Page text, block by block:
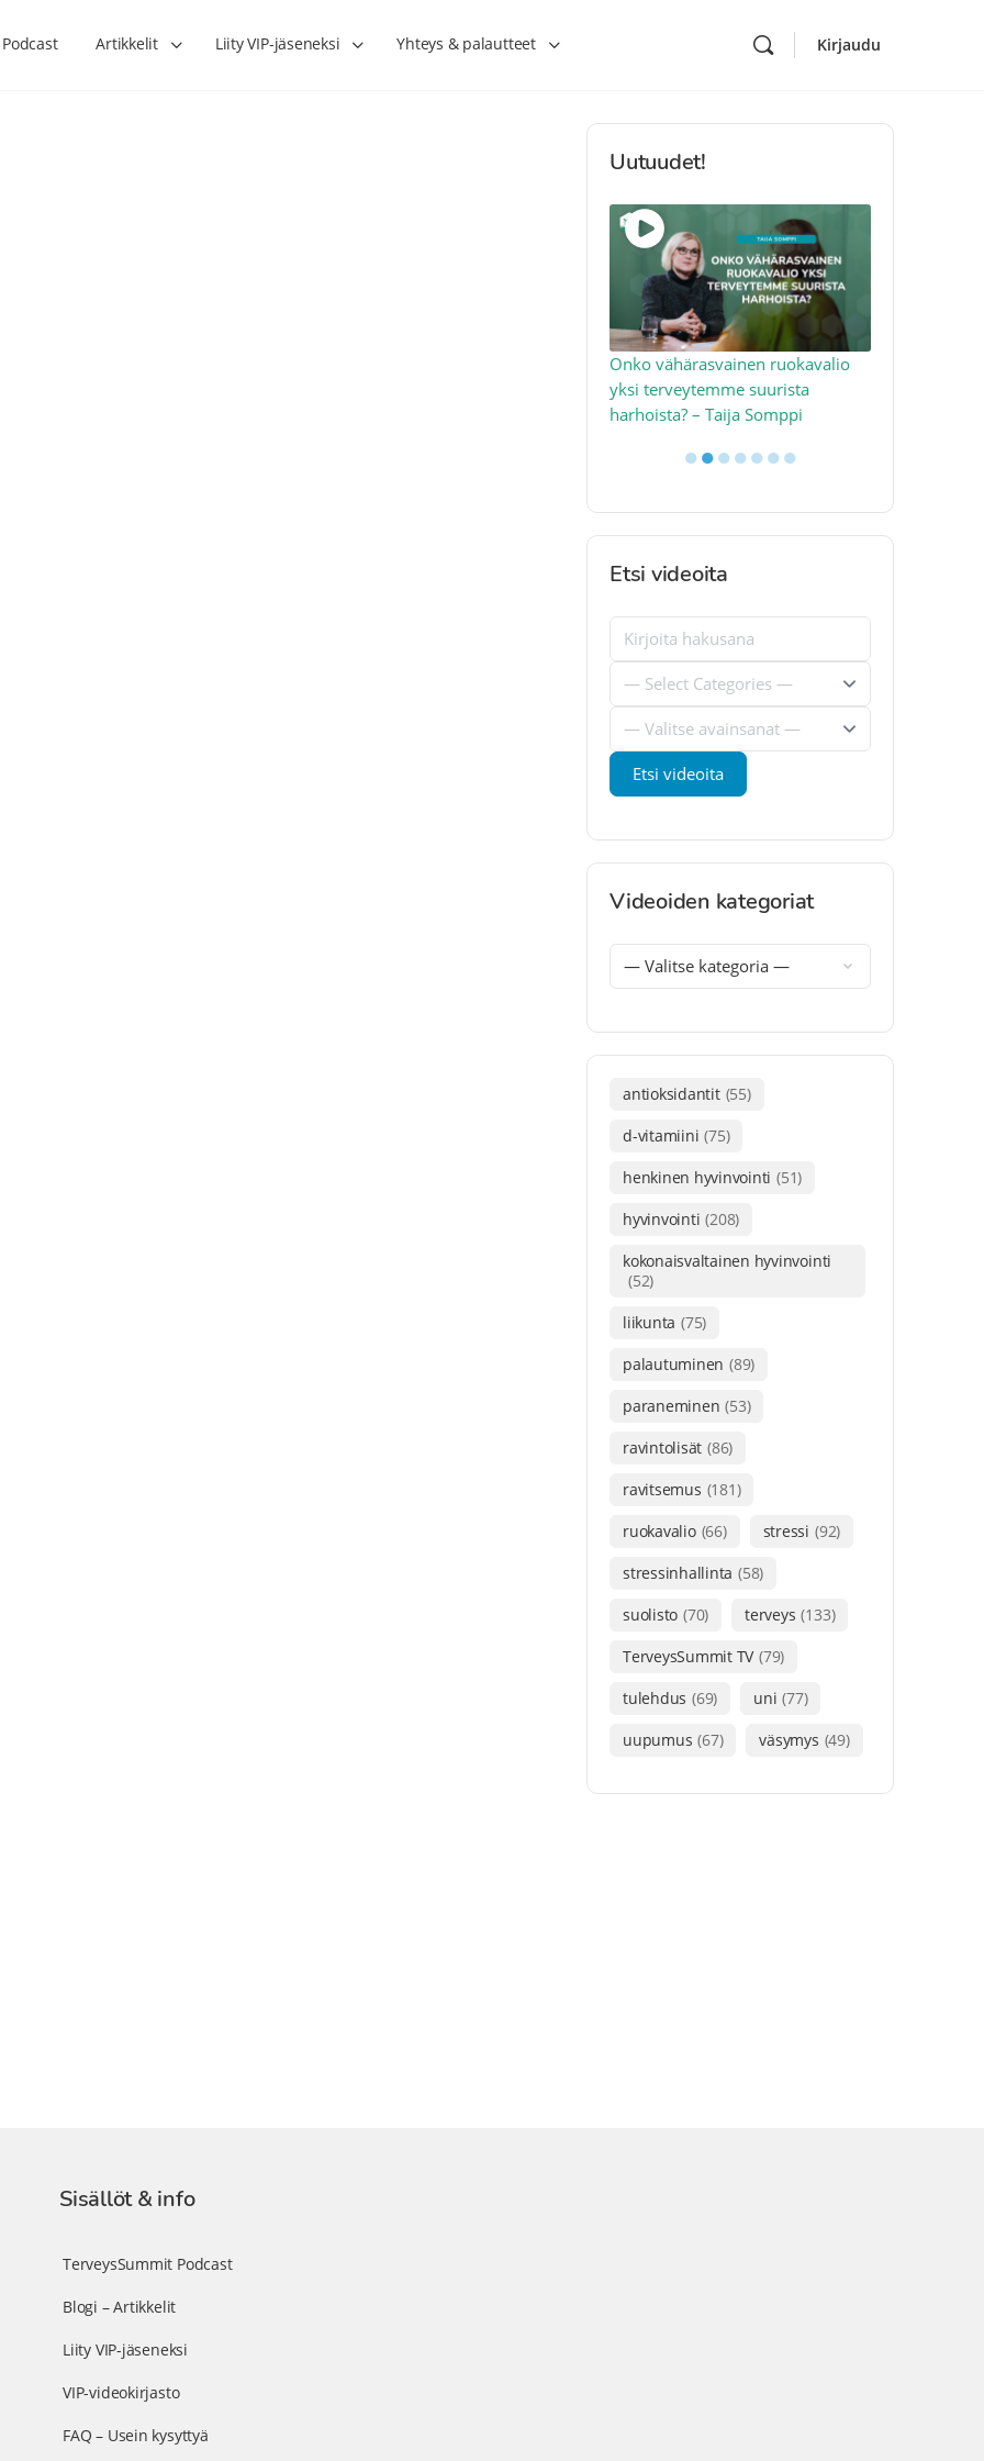
Podcast Artikkelit Liity VIP-jäseneksi Yhteys & palautteet Kirjaudu
Uutuudet!
Onko vähärasvainen ruokavalio
yksi terveytemme suurista
harhoista? – Taija Somppi
●●●●●●●
Etsi videoita
Videoiden kategoriat
antioksidantit (55)
d-vitamiini (75)
henkinen hyvinvointi (51)
hyvinvointi (208)
kokonaisvaltainen hyvinvointi
(52)
liikunta (75)
palautuminen (89)
paraneminen (53)
ravintolisät (86)
ravitsemus (181)
ruokavalio (66) stressi (92)
stressinhallinta (58)
suolisto (70) terveys (133)
TerveysSummit TV (79)
tulehdus (69) uni (77)
uupumus (67) väsymys (49)
Sisällöt & info
TerveysSummit Podcast
Blogi – Artikkelit
Liity VIP-jäseneksi
VIP-videokirjasto
FAQ – Usein kysyttyä